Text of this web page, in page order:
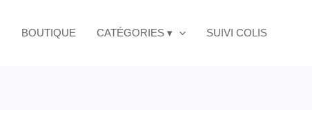
BOUTIQUE CATÉGORIES ▾ SUIVI COLIS